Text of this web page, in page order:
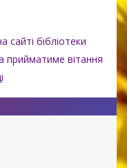
сайті бібліотеки
прийматиме вітання